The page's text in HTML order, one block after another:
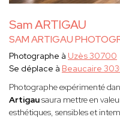
Sam ARTIGAU
SAM ARTIGAU
Photographe à Uzès 30700
Se déplace à Beaucaire
Photographe expérimenté
Artigausaura mettre en
esthétiques, sensibles et